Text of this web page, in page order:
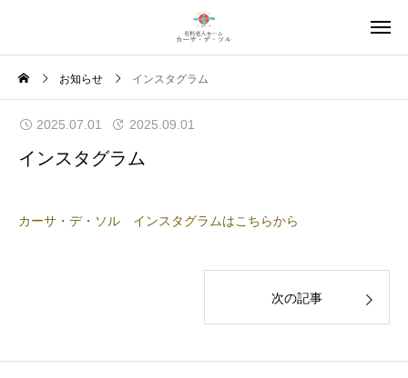
お知らせ インスタグラム
2025.07.01 2025.09.01
インスタグラム
カーサ・デ・ソル インスタグラムはこちらから
次の記事